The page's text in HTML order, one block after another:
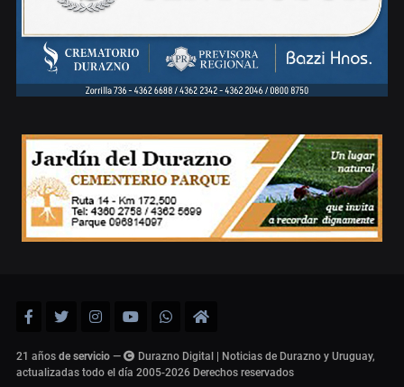
21 años de servicio —
Durazno Digital | Noticias de Durazno y Uruguay,
actualizadas todo el día 2005-2026 Derechos reservados